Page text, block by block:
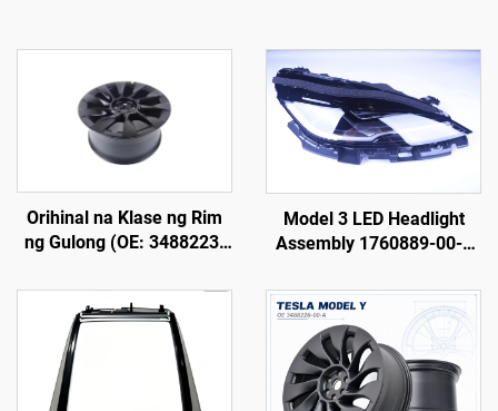
Orihinal na Klase ng Rim
ng Gulong (OE: 3488223-
Ginawa mula sa Aluminum
Alloy na Pinagpalo,
Mataas na Presisyon,
Katugma sa Orihinal na
Lug Nuts at Sistema ng
Model 3 LED Headlight
Assembly 1760889-00-F